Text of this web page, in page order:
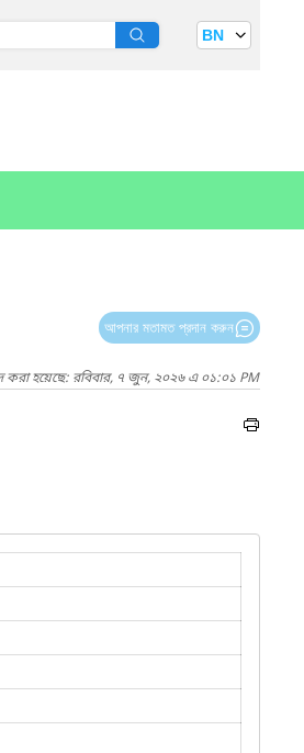
BN
আপনার মতামত প্রদান করুন
করা হয়েছে: রবিবার, ৭ জুন, ২০২৬ এ ০১:০১ PM